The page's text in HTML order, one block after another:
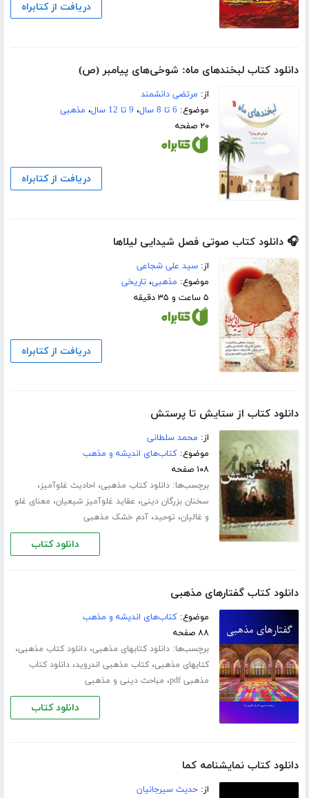
دریافت از کتابراه
دانلود کتاب لبخندهای ماه: شوخی‌های پیامبر (ص)
از: مرتضی دانشمند
موضوع: 6 تا 8 سال ، 9 تا 12 سال ، مذهبی
۲۰ صفحه
دریافت از کتابراه
🎧 دانلود کتاب صوتی فصل شیدایی لیلاها
از:سید علی شجاعی
موضوع: مذهبی،تاریخی
۵ ساعت و ۳۵ دقیقه
دریافت از کتابراه
دانلود کتاب از ستایش تا پرستش
از: محمد سلطانی
موضوع:کتاب‌های اندیشه و مذهب
۱۰۸ صفحه
برچسب‌ها:دانلود کتاب مذهبی، احادیث غلوآمیز،
سخنان بزرگان دینی، عقاید غلوآمیز شیعیان، معنای غلو
و غالیان، توحید،آدم خشک مذهبی
دانلود کتاب
دانلود کتاب گفتارهای مذهبی
موضوع:کتاب‌های اندیشه و مذهب
۸۸ صفحه
برچسب‌ها:دانلود کتابهای مذهبی،دانلود کتاب مذهبی،
کتابهای مذهبی،کتاب مذهبی اندروید،دانلود کتاب
مذهبی pdf
، مباحث دینی و مذهبی
دانلود کتاب
دانلود کتاب نمایشنامه کما
از:حدیث سیرجانیان